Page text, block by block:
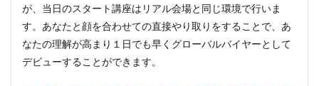
が、当日のスタート講座はリアル会場と同じ環境で行いま
す。あなたと顔を合わせての直接やり取りをすることで、あ
なたの理解が高まり１日でも早くグローバルバイヤーとして
デビューすることができます。